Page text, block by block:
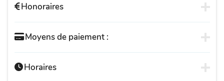
Honoraires
Moyens de paiement :
Horaires